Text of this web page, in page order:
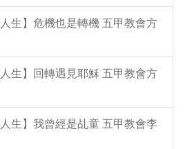
生】危機也是轉機 五甲教會方
生】回轉遇見耶穌 五甲教會方
生】我曾經是乩童 五甲教會李